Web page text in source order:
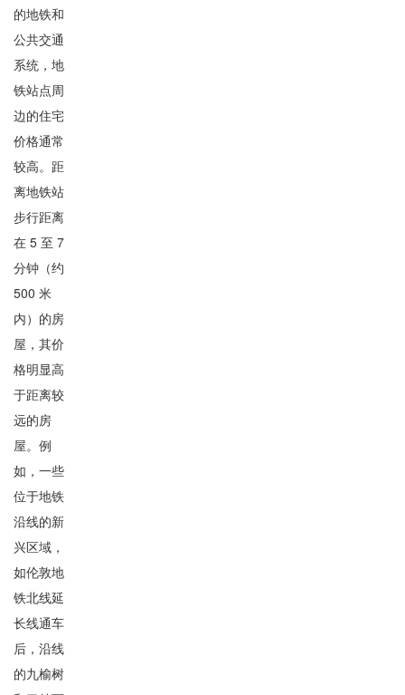
的地铁和
公共交通
系统，地
铁站点周
边的住宅
价格通常
较高。距
离地铁站
步行距离
在 5 至 7
分钟（约
500 米
内）的房
屋，其价
格明显高
于距离较
远的房
屋。例
如，一些
位于地铁
沿线的新
兴区域，
如伦敦地
铁北线延
长线通车
后，沿线
的九榆树